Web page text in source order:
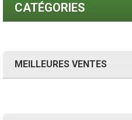
CATÉGORIES
MEILLEURES VENTES